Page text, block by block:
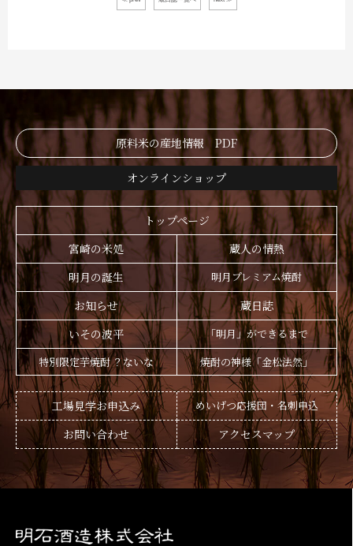
原料米の産地情報 PDF
オンラインショップ
トップページ
宮崎の米処
蔵人の情熱
明月の誕生
明月プレミアム焼酎
お知らせ
蔵日誌
いその波平
「明月」ができるまで
特別限定芋焼酎 ？ないな
焼酎の神様「金松法然」
工場見学お申込み めいげつ応援団・名刺申込
お問い合わせ アクセスマップ